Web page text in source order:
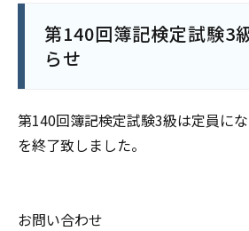
第140回簿記検定試験3
らせ
第140回簿記検定試験3級は定員に
を終了致しました。
お問い合わせ